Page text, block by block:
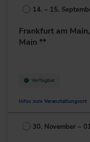
70794 Filderstadt
+49 711/7781-0
14. – 15.
Frankfurt am
Main **
Verfügbar
Infos zum Veranstaltungsort
Lurgiallee 2
60439 Frankfurt
30. November –